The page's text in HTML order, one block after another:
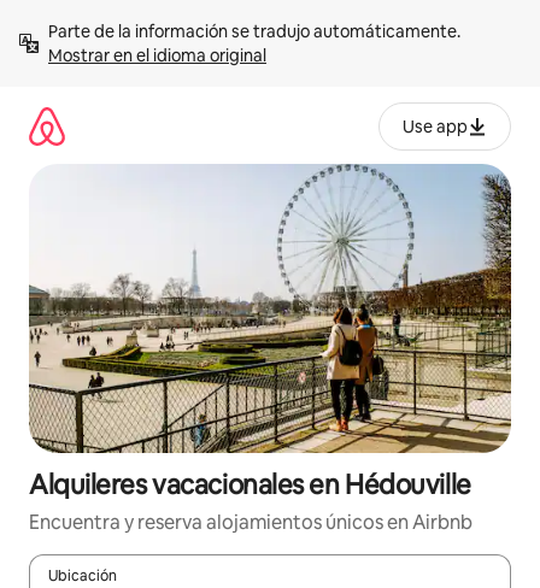
contenidoMostrar en el idioma original
Use app
Alquileres vacacionales en Hédouville
Encuentra y reserva alojamientos únicos en Airbnb
Ubicación